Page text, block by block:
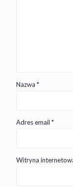
Nazwa *
Adres email *
Witryna